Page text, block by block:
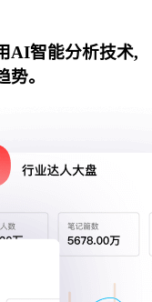
AI智能分析技术,
。